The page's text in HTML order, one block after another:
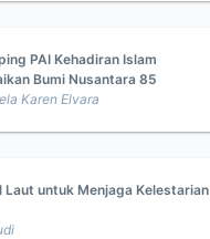
PAI Kehadiran Islam
Bumi Nusantara 85
Karen Elvara
Laut untuk Menjaga Kelestarian